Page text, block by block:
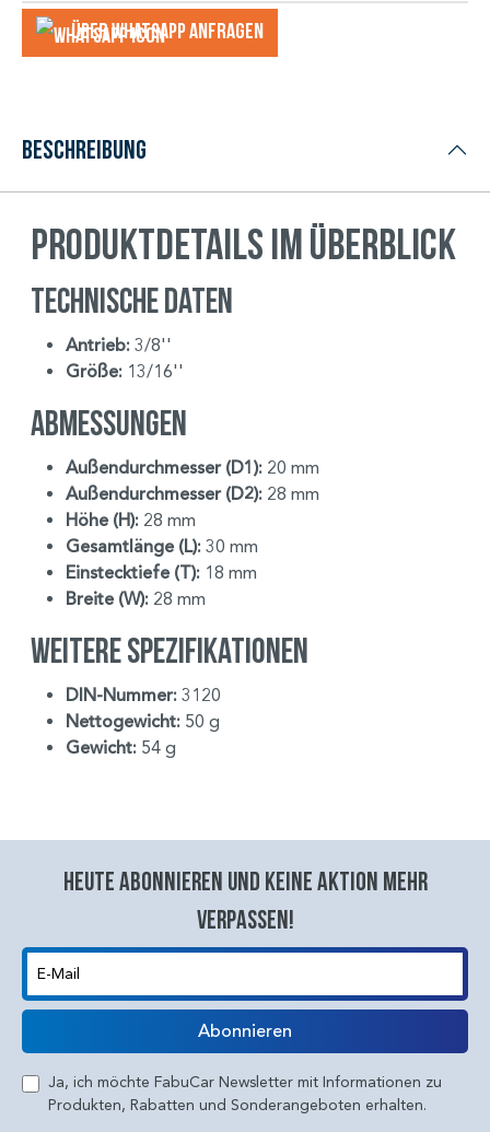
Über WhatsApp anfragеn
Beschreibung
Produktdetails im Überblick
Technische Daten
Antrieb: 3/8''
Größe: 13/16''
Abmessungen
Außendurchmesser (D1): 20 mm
Außendurchmesser (D2): 28 mm
Höhe (H): 28 mm
Gesamtlänge (L): 30 mm
Einstecktiefe (T): 18 mm
Breite (W): 28 mm
Weitere Spezifikationen
DIN-Nummer: 3120
Nettogewicht: 50 g
Gewicht: 54 g
Heute abonnieren und keine aktion mehr
verpassen!
E-Mail
Abonnieren
Ja, ich möchte FabuCar Newsletter mit Informationen zu
Produkten, Rabatten und Sonderangeboten erhalten.